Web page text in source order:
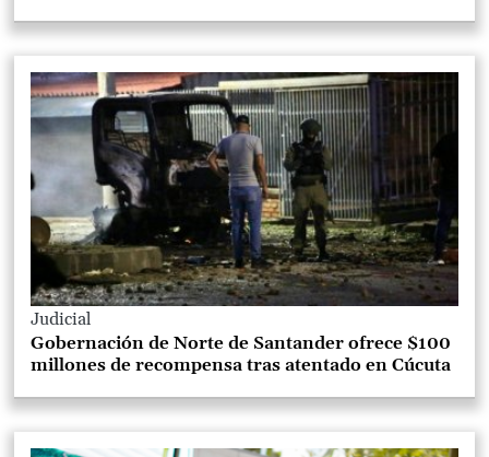
Judicial
Gobernación de Norte de Santander ofrece $100
millones de recompensa tras atentado en Cúcuta